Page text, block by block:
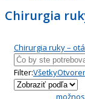
Chirurgia
Chirurgia ruky –
Filter:Všetky